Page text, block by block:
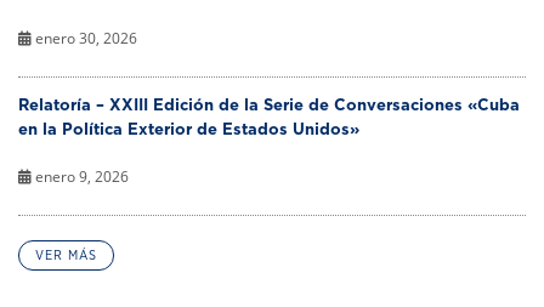
enero 30, 2026
Relatoría – XXIII Edición de la Serie de Conversaciones «Cuba
en la Política Exterior de Estados Unidos»
enero 9, 2026
VER MÁS